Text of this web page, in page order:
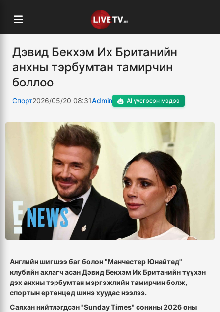
Дэвид Бекхэм Их Британийн
анхны тэрбумтан тамирчин
боллоо
Спорт2026/05/20 08:31Admin AI үүсгэсэн мэдээ
Английн шигшээ баг болон "Манчестер Юнайтед"
клубийн ахлагч асан Дэвид Бекхэм Их Британийн түүхэн
дэх анхны тэрбумтан мэргэжлийн тамирчин болж,
спортын ертөнцөд шинэ хуудас нээлээ.
Саяхан нийтлэгдсэн "Sunday Times" сонины 2026 оны